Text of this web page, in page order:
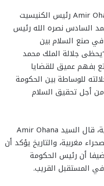
وخلال هذا اللقاء، أشاد السيد Amir Ohana رئيس الكنيسيت
السادس نصره الله رئيس
في صنع السلام بين
جلالة الملك محمد
بفهم عميق للقضايا
للوساطة بين الحكومة
من أجل تحقيق السلام
وفيما يخص قضية الصحراء المغربية، قال السيد Amir Ohana
مغربية، والتاريخ يؤكد أن
أن رئيس الحكومة
المستقبل القريب.